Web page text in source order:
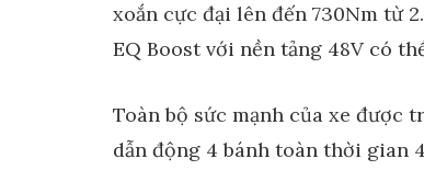
xoắn cực đại lên đến 730Nm từ
EQ Boost với nền tảng 48V có
Toàn bộ sức mạnh của xe được
dẫn động 4 bánh toàn thời gian